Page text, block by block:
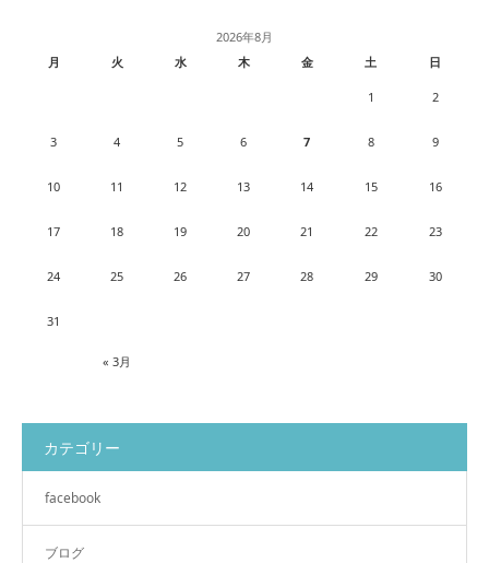
2026年8月
月
火 水 木 金 土 日
« 3月
1 2
3 4 5 6 7 8 9
10 11 12 13 14 15 16
17 18 19 20 21 22 23
24 25 26 27 28 29 30
31
カテゴリー
facebook
ブログ